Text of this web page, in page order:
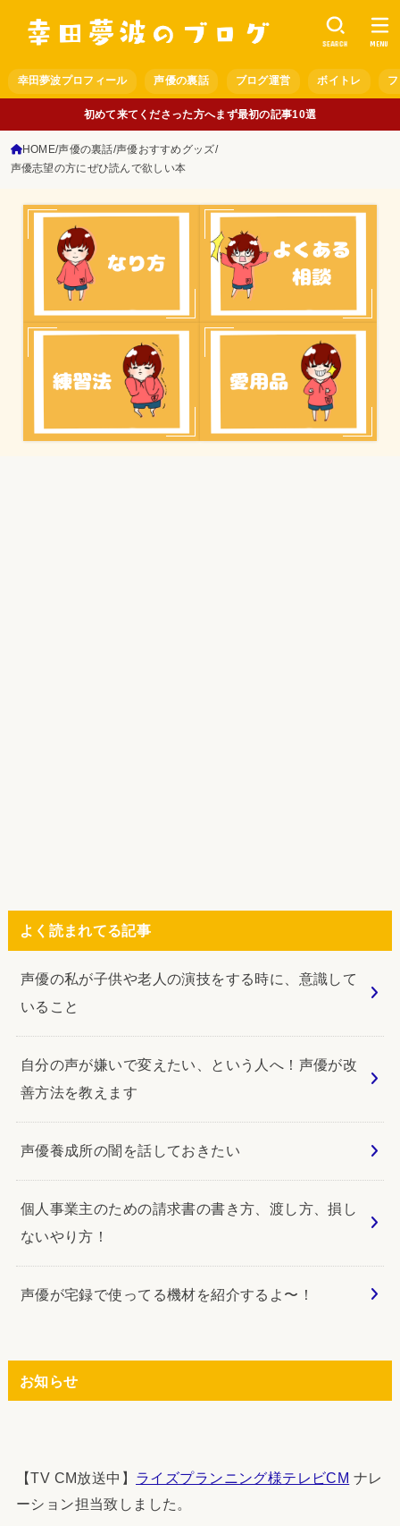
幸田夢波プロフィール 声優の裏話 ブログ運営 ボイトレ
SEARCH MENU
初めて来てくださった方へまず最初の記事10選
HOME 声優の裏話 声優おすすめグッズ
声優志望の方にぜひ読んで欲しい本
よく読まれてる記事
声優の私が子供や老人の演技をする時に、意識して
いること
自分の声が嫌いで変えたい、という人へ！声優が改
善方法を教えます
声優養成所の闇を話しておきたい
個人事業主のための請求書の書き方、渡し方、損し
ないやり方！
声優が宅録で使ってる機材を紹介するよ〜！
お知らせ
【TV CM放送中】 ライズプランニング様テレビCM ナレ
ーション担当致しました。